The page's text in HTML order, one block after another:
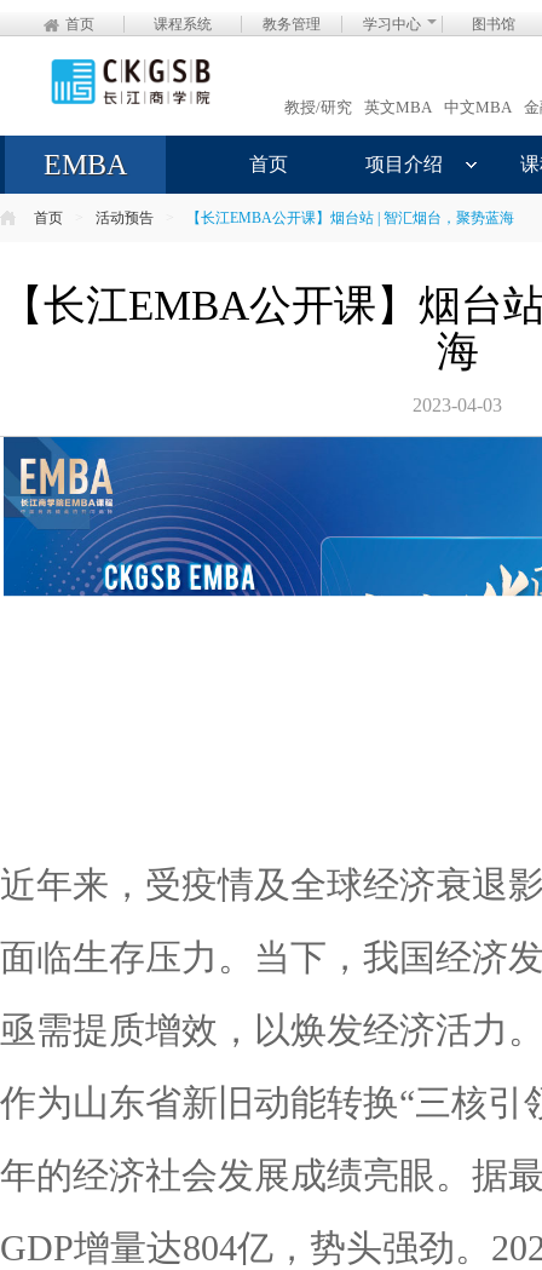
首页 课程系统 教务管理 学习中心 图书馆
教授/研究 英文MBA 中文MBA
EMBA 首页 项目介绍
首页 活动预告 【长江EMBA公开课】烟台站 | 智汇烟台，聚势蓝海
【长江EMBA公开课】烟台
海
2023-04-03
近年来，受疫情及全球经济衰退
面临生存压力。当下，我国经济
亟需提质增效，以焕发经济活力
作为山东省新旧动能转换“三核引
年的经济社会发展成绩亮眼。据
GDP增量达804亿，势头强劲。